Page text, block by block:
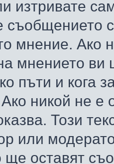
изтривате
съобщението
мнение. Ако
мнението ви
пъти и кога
никой не е
Този
или
ще оставят